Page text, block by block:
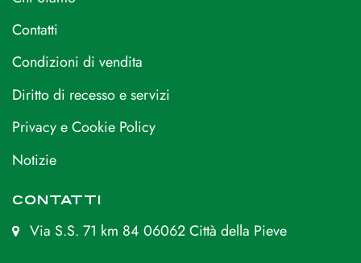
Contatti
Condizioni di vendita
Diritto di recesso e servizi
Privacy e Cookie Policy
Notizie
CONTATTI
Via S.S. 71 km 84 06062 Città della Pieve